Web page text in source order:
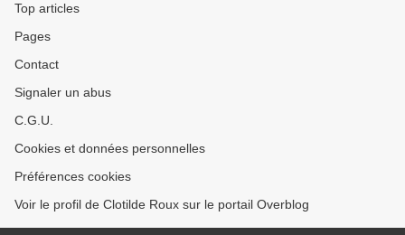
Top articles
Pages
Contact
Signaler un abus
C.G.U.
Cookies et données personnelles
Préférences cookies
Voir le profil de Clotilde Roux sur le portail Overblog